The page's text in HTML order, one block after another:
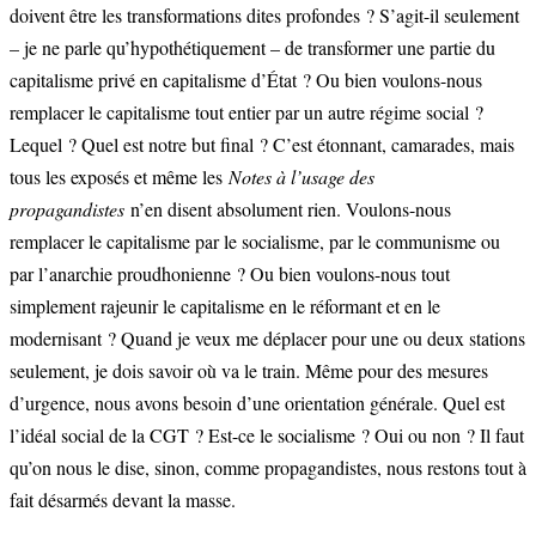
doivent être les transformations dites profondes ? S’agit-il seulement
– je ne parle qu’hypothétiquement – de transformer une partie du
capitalisme privé en capitalisme d’État ? Ou bien voulons-nous
remplacer le capitalisme tout entier par un autre régime social ?
Lequel ? Quel est notre but final ? C’est étonnant, camarades, mais
tous les exposés et même les Notes à l’usage des
propagandistes n’en disent absolument rien. Voulons-nous
remplacer le capitalisme par le socialisme, par le communisme ou
par l’anarchie proudhonienne ? Ou bien voulons-nous tout
simplement rajeunir le capitalisme en le réformant et en le
modernisant ? Quand je veux me déplacer pour une ou deux stations
seulement, je dois savoir où va le train. Même pour des mesures
d’urgence, nous avons besoin d’une orientation générale. Quel est
l’idéal social de la CGT ? Est-ce le socialisme ? Oui ou non ? Il faut
qu’on nous le dise, sinon, comme propagandistes, nous restons tout à
fait désarmés devant la masse.